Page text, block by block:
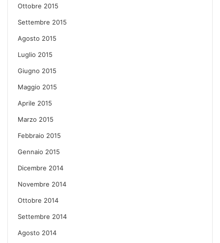
Ottobre 2015
Settembre 2015
Agosto 2015
Luglio 2015
Giugno 2015
Maggio 2015
Aprile 2015
Marzo 2015
Febbraio 2015
Gennaio 2015
Dicembre 2014
Novembre 2014
Ottobre 2014
Settembre 2014
Agosto 2014